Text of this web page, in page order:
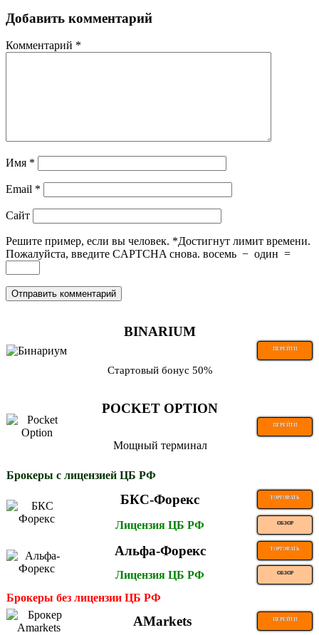
Добавить комментарий
Комментарий *
Имя *
Email *
Сайт
Решите пример, если вы человек. *Достигнут лимит времени.
Пожалуйста, введите CAPTCHA снова. восемь − один =
BINARIUM
ПЕРЕЙТИ
Стартовый бонус 50%
POCKET OPTION
ПЕРЕЙТИ
Мощный терминал
Брокеры с лицензией ЦБ РФ
БКС-Форекс ТОРГОВАТЬ
Лицензия ЦБ РФ ОБЗОР
Альфа-Форекс ТОРГОВАТЬ
Лицензия ЦБ РФ ОБЗОР
Брокеры без лицензии ЦБ РФ
AMarkets ПЕРЕЙТИ